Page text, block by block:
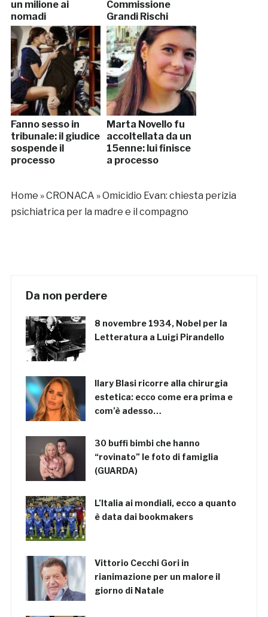
un milione ai
nomadi
Commissione
Grandi Rischi
Fanno sesso in
tribunale: il giudice
sospende il
processo
Marta Novello fu
accoltellata da un
15enne: lui finisce
a processo
Home »CRONACA »Omicidio Evan: chiesta perizia
psichiatrica per la madre e il compagno
Da non perdere
8 novembre 1934, Nobel per la
Letteratura a Luigi Pirandello
Ilary Blasi ricorre alla chirurgia
estetica: ecco come era prima e
com’è adesso…
30 buffi bimbi che hanno
“rovinato” le foto di famiglia
(GUARDA)
L’Italia ai mondiali, ecco a quanto
è data dai bookmakers
Vittorio Cecchi Gori in
rianimazione per un malore il
giorno di Natale